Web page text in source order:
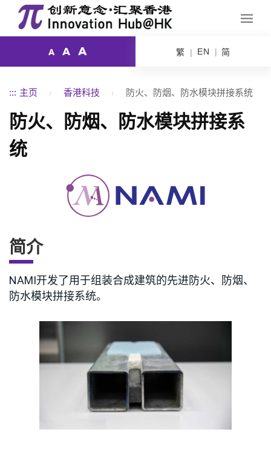
A A A 繁 EN 简
::: 主页 香港科技 防火、防烟、防水模块拼接系统
防火、防烟、防水模块拼接系
统
简介
NAMI开发了用于组装合成建筑的先进防火、防烟、
防水模块拼接系统。